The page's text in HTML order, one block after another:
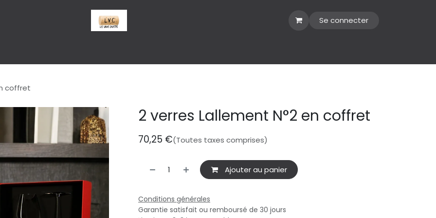
Se connecter
coffret
2 verres Lallement N°2 en coffret
70,25 €(Toutes taxes comprises)
Ajouter au panier
Conditions générales
Garantie satisfait ou remboursé de 30 jours